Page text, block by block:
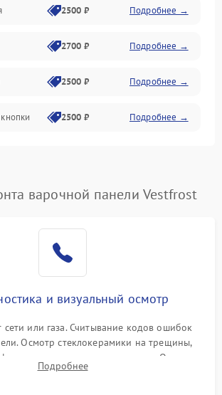
2500 ₽ Подробнее →
2700 ₽ Подробнее →
2500 ₽ Подробнее →
2500 ₽ Подробнее →
варочной панели Vestfrost
и визуальный осмотр
или газа. Считывание кодов ошибок
Осмотр стеклокерамики на трещины,
на равномерность нагрева. Опрос
(не включается, не видит посуду,
Подробнее